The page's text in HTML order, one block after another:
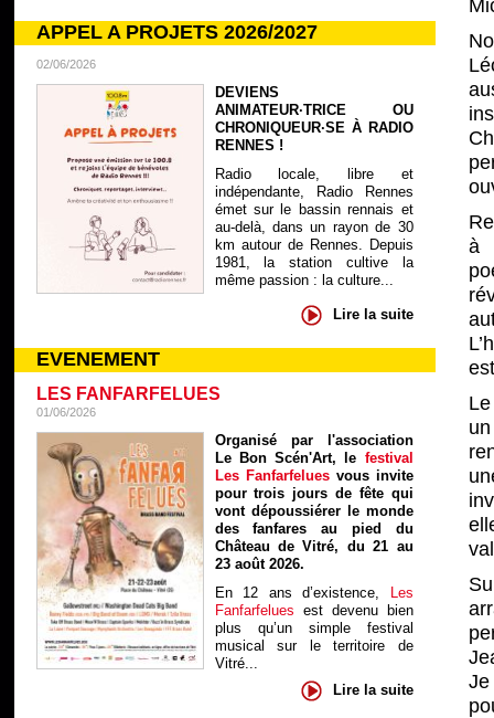
APPEL A PROJETS 2026/2027
02/06/2026
DEVIENS
ANIMATEUR·TRICE OU
CHRONIQUEUR·SE À RADIO
RENNES !
Radio locale, libre et
indépendante, Radio Rennes
émet sur le bassin rennais et
au-delà, dans un rayon de 30
km autour de Rennes. Depuis
1981, la station cultive la
même passion : la culture...
Lire la suite
EVENEMENT
LES FANFARFELUES
01/06/2026
Organisé par l'association
Le Bon Scén'Art, le festival
Les Fanfarfelues vous invite
pour trois jours de fête qui
vont dépoussiérer le monde
des fanfares au pied du
Château de Vitré, du 21 au
23 août 2026.
En 12 ans d’existence, Les
Fanfarfelues est devenu bien
plus qu’un simple festival
musical sur le territoire de
Vitré...
Lire la suite
à